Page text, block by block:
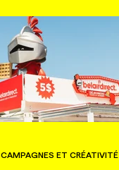
CAMPAGNES ET CRÉATIVITÉ